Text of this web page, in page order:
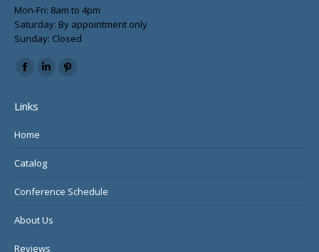
Mon-Fri: 8am to 4pm
Saturday: By appointment only
Sunday: Closed
Find us on:
Facebook
opens
in
window
Linkedin
window
Pinterest
Links
Home
Catalog
Conference Schedule
About Us
Reviews